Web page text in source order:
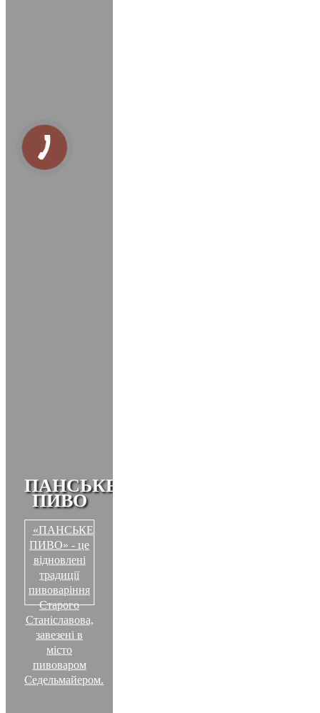
ПАНСЬКЕ
ПИВО
«ПАНСЬКЕ
ПИВО» - це
відновлені
традиції
пивоваріння
Старого
Станіславова,
завезені в
місто
пивоваром
Седельмайером.